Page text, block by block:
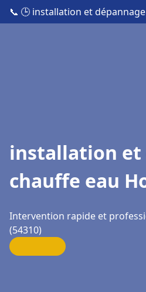
📞 🕒 installation et
installation et
chauffe eau
Intervention rapide et
(54310)